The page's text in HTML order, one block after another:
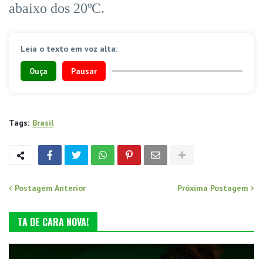
abaixo dos 20ºC.
Leia o texto em voz alta:
Ouça Pausar
Tags: Brasil
Postagem Anterior Próxima Postagem
TA DE CARA NOVA!